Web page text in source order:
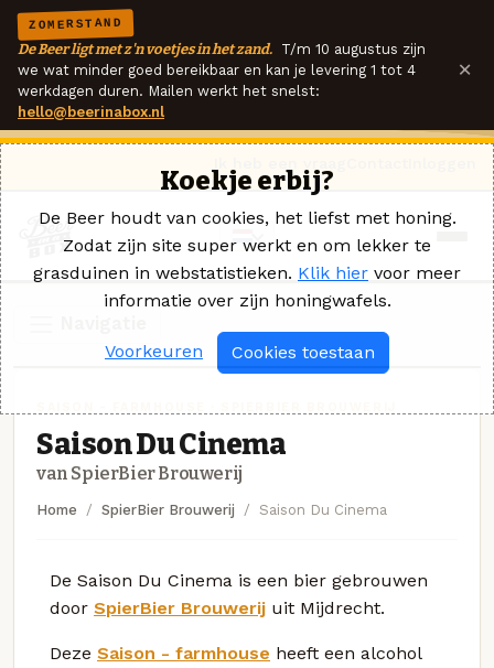
ZOMERSTAND
De Beer ligt met z'n voetjes in het zand. T/m 10 augustus zijn
we wat minder goed bereikbaar en kan je levering 1 tot 4
werkdagen duren. Mailen werkt het snelst:
hello@beerinabox.nl
×
Saison Du Cinema
van SpierBier Brouwerij
Home SpierBier Brouwerij Saison Du Cinema
De Saison Du Cinema is een bier gebrouwen
door SpierBier Brouwerij uit Mijdrecht.
Deze Saison - farmhouse heeft een alcohol
Koekje erbij?
De Beer houdt van cookies, het liefst met honing.
Zodat zijn site super werkt en om lekker te
grasduinen in webstatistieken. Klik hier voor meer
informatie over zijn honingwafels.
Voorkeuren Cookies toestaan